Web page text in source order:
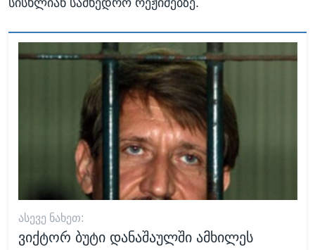
ᲐᲡᲔᲕᲔ ᲜᲐᲮᲔᲗ:
ვიქტორ ბუტი დანაშაულში ამხილეს